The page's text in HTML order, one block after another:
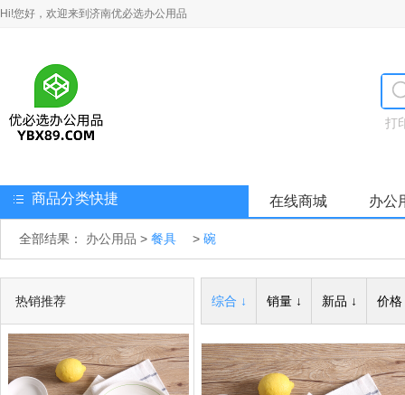
Hi!您好，欢迎来到济南优必选办公用品
打
商品分类快捷 在线商城 办公
全部结果： 办公用品 > 餐具 > 碗
热销推荐 综合 ↓ 销量 ↓ 新品 ↓ 价格